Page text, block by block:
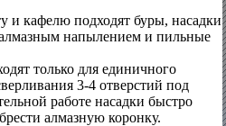
и кафелю подходят буры, насадки
напылением и пильные
только для единичного
3-4 отверстий под
работе насадки быстро
алмазную коронку.